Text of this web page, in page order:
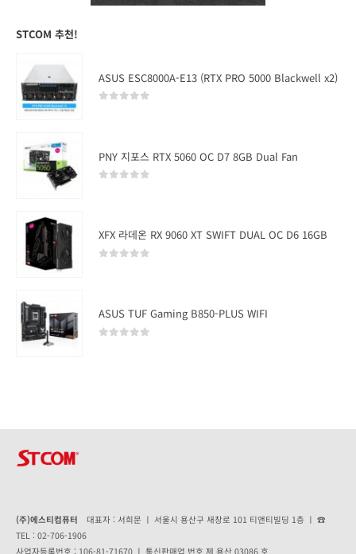
STCOM 추천!
ASUS ESC8000A-E13 (RTX PRO 5000 Blackwell x2)
PNY 지포스 RTX 5060 OC D7 8GB Dual Fan
XFX 라데온 RX 9060 XT SWIFT DUAL OC D6 16GB
ASUS TUF Gaming B850-PLUS WIFI
(주)에스티컴퓨터 대표자 : 서희문 ㅣ 서울시 용산구 새창로 101 티앤티빌딩 1층 ㅣ ☎
TEL : 02-706-1906
사업자등록번호 : 106-81-71670 ㅣ 통신판매업 번호 제 용산 03086 호